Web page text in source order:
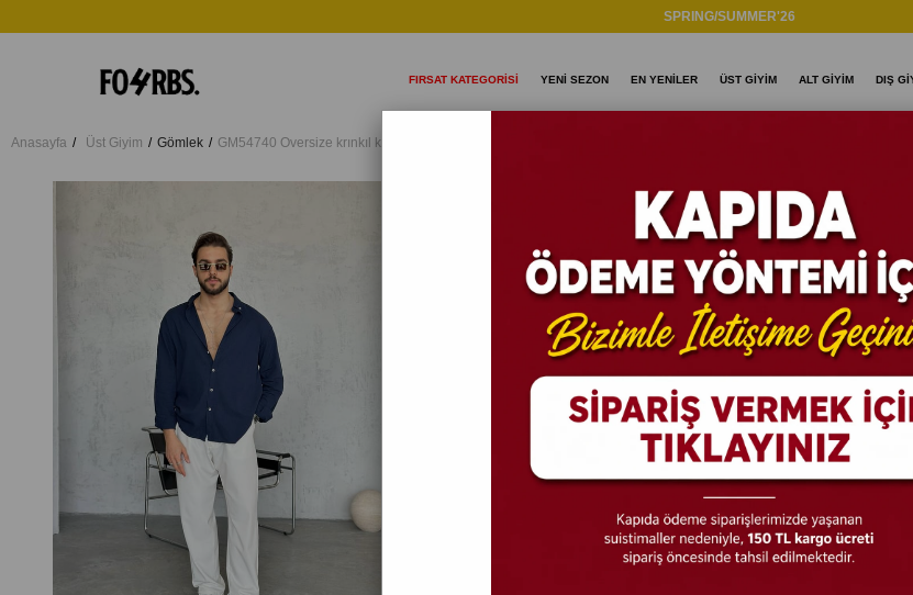
SPRING/SUMMER'26
FIRSAT KATEGORİSİ YENİ SEZON EN YENİLER ÜST GİYİM ALT GİYİM DIŞ
Anasayfa Üst Giyim Gömlek GM54740 Oversize krınkıl keten gömlek LACİVERT
Stok